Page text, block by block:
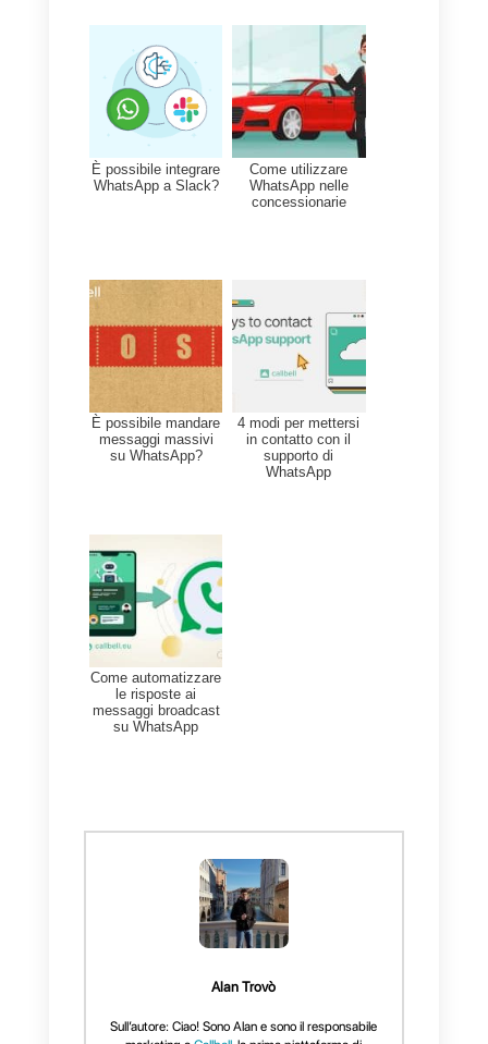
newsletter inviata.
Qual è il costo dell’invio di
una Newsletter su
WhatsApp con Callbell?
Il costo dell’invio di una
con Callbell è calcolato come
a) Una tariffa fissa di30 euro per
b) Il costo per conversazione
WhatsApp moltiplicato per il
numero di contatti nell’elenco
che invii al team di Callbell.
Come puoi vedere, inviare
newsletter tramite
molto vantaggioso, poiché il
di risposta è molto più alto